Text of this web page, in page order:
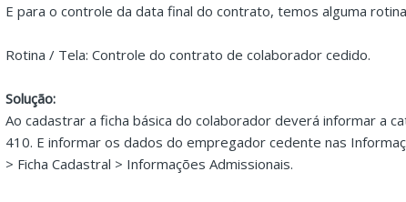
E para o controle da data final do contrato, temos alguma
Rotina / Tela: Controle do contrato de colaborador cedido.
Solução:
Ao cadastrar a ficha básica do colaborador deverá informar a
410. E informar os dados do empregador cedente nas
> Ficha Cadastral > Informações Admissionais.